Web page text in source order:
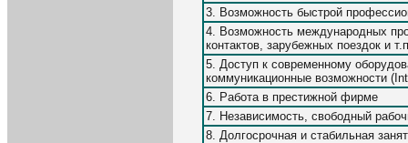
3. Возможность быстрой
4. Возможность международных
контактов, зарубежных поездок и
5. Доступ к современному
коммуникационные возможности
6. Работа в престижной фирме
7. Независимость, свободный
8. Долгосрочная и стабильная